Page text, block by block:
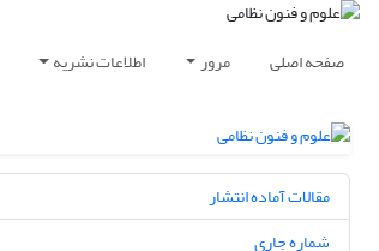
صفحه اصلی مرور اطلاعات نشریه
مقالات آماده انتشار
شماره جاری